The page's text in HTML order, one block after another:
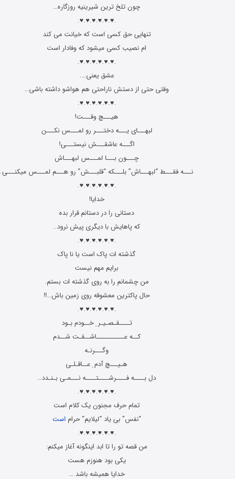
چون تلخ ترین شیرینیه روزگاره…
.♥.♥.♥.♥.♥.♥.
تنهایی حق کسی است که خیانت می کند
ام نصیب کسی میشود که وفادار است
.♥.♥.♥.♥.♥.♥.
عشق یعنی….
وقتی حتی از دستش ناراحتی هم هواشو داشته باشی…
.♥.♥.♥.♥.♥.♥.
هیـــچ وقـــت!
لبهـــای یـــه دختـــر رو لمـــس نکـــن
اگـــه عاشقـــش نیستـــی‌!
چـــون بـــا لمـــس لبهـــاش
نـــه فقـــط “لبهـــاش” بلـــکه “قلبـــش” رو هـــم لمـــس میکنـــی‌.
.♥.♥.♥.♥.♥.♥.
خدایا!
دستانی را در دستانم قرار بده
که پاهایش با دیگری پیش نرود..
.♥.♥.♥.♥.♥.♥.
گذشته ات پاک است یا نا پاک
برایم مهم نیست
من چشمانم را به روی گذشته ات بستم.
حال پاکترین معشوقه روی زمین باش…!!
.♥.♥.♥.♥.♥.♥.
تــــقـصـیـر ِ خــودم بـود
کــه عـــــــــــاشــقـت شــدم
وگـــرنـه
هـیـــچ آدم ِ عــاقـلـی
دل بــــه فــــرشــــتــــه نـــمـی بـنـدد…
.♥.♥.♥.♥.♥.♥.
تمام حرف مجنون یک کلام است
“نفس” بی یاد “لیلایم” حرام است
.♥.♥.♥.♥.♥.♥.
من قصه تو را تا ابد اینگونه آغاز میکنم:
یکی بود هنوزم هست
خدایا همیشه باشد …